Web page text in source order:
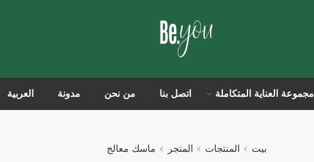
مجموعة العناية المتكاملة اتصل بنا من نحن مدونة العربية
بيت المنتجات المتجر ماسك معالج